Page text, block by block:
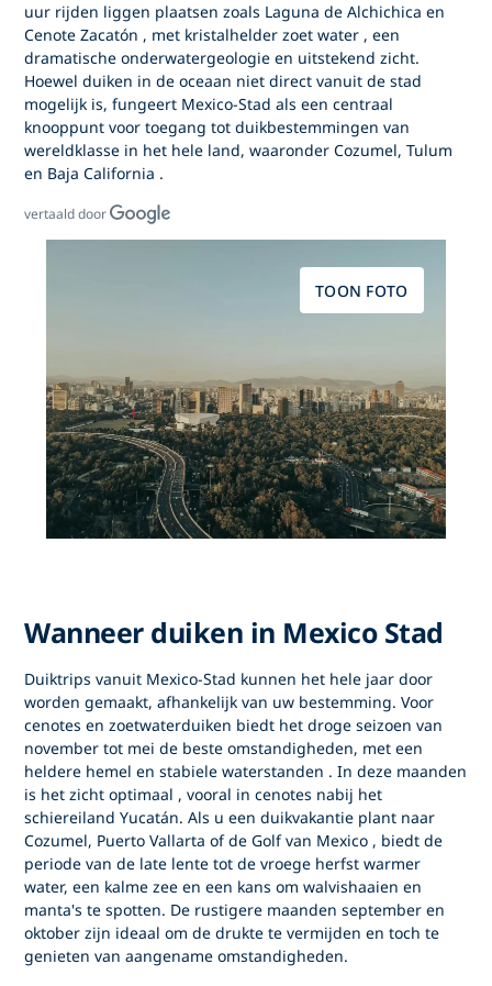
uur rijden liggen plaatsen zoals Laguna de Alchichica en
Cenote Zacatón , met kristalhelder zoet water , een
dramatische onderwatergeologie en uitstekend zicht.
Hoewel duiken in de oceaan niet direct vanuit de stad
mogelijk is, fungeert Mexico-Stad als een centraal
knooppunt voor toegang totduikbestemmingen van
wereldklasse in het hele land, waaronderCozumel, Tulum
en Baja California .
vertaald door
TOON FOTO
Wanneer duiken in Mexico Stad
Duiktrips vanuit Mexico-Stad kunnen het hele jaar door
worden gemaakt, afhankelijk van uw bestemming. Voor
cenotes en zoetwaterduiken biedt het droge seizoen van
november tot mei de beste omstandigheden, meteen
heldere hemel en stabiele waterstanden . In deze maanden
is het zicht optimaal , vooral in cenotes nabij het
schiereiland Yucatán. Als u een duikvakantie plant naar
Cozumel, Puerto Vallarta of deGolf van Mexico , biedt de
periode van de late lente tot de vroege herfstwarmer
water, een kalme zee en een kans omwalvishaaien en
manta's te spotten. De rustigere maandenseptember en
oktober zijn ideaal om de drukte te vermijden en toch te
genieten van aangename omstandigheden.